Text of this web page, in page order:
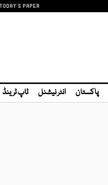
TODAY'S PAPER
پاکستان انٹر نیشنل ٹاپ ٹرینڈ